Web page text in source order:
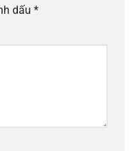
dấu *